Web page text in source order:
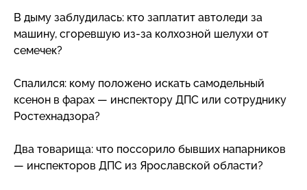
В дыму заблудилась: кто заплатит автоледи за
машину, сгоревшую из-за колхозной шелухи от
семечек?
Спалился: кому положено искать самодельный
ксенон в фарах — инспектору ДПС или сотруднику
Ростехнадзора?
Два товарища: что поссорило бывших напарников
— инспекторов ДПС из Ярославской области?